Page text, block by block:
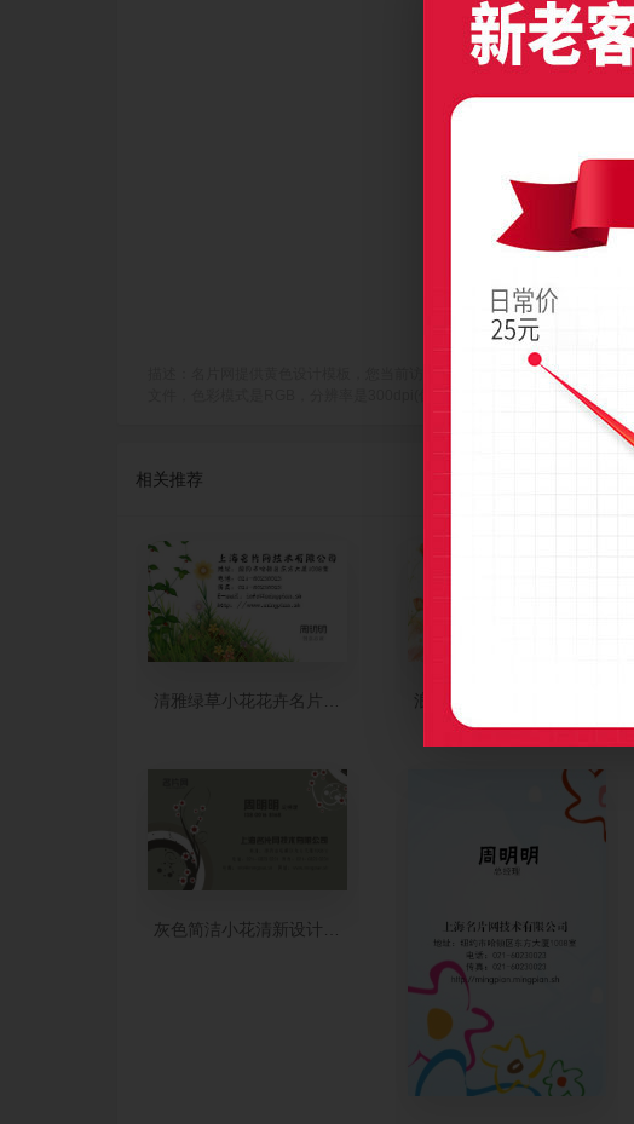
描述：名片网提供黄色设计模板，您当前访问作品主题是靓丽黄色小花竖
文件，色彩模式是RGB，分辨率是300dpi(像素/英寸)，成品尺寸是54x90
相关推荐
清雅绿草小花花卉名片制作
灰色简洁小花清新设计名片模板